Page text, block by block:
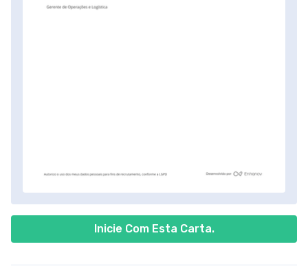
Inicie Com Esta Carta.